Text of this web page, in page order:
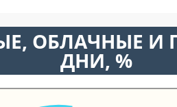
ОБЛАЧНЫЕ И
ДНИ, %